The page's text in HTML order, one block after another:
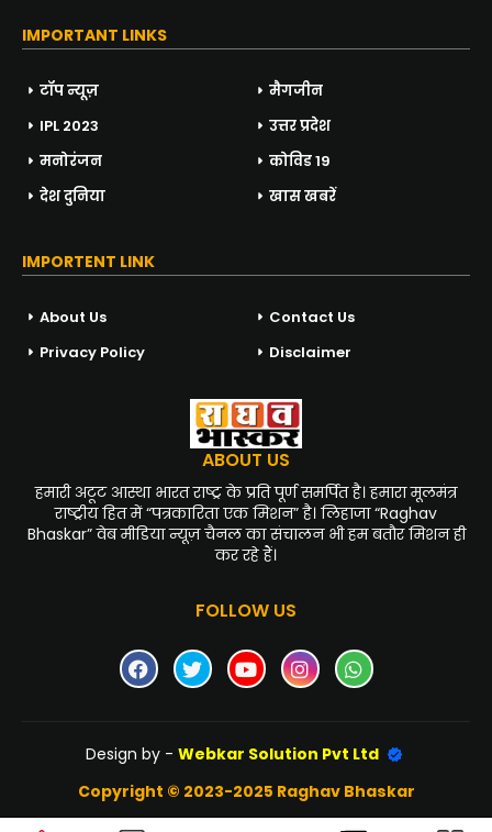
IMPORTANT LINKS
टॉप न्यूज़
मैगजीन
IPL 2023
उत्तर प्रदेश
मनोरंजन
कोविड 19
देश दुनिया
खास खबरें
IMPORTENT LINK
About Us
Contact Us
Privacy Policy
Disclaimer
ABOUT US
हमारी अटूट आस्था भारत राष्ट्र के प्रति पूर्ण समर्पित है। हमारा मूलमंत्र
राष्ट्रीय हित में “पत्रकारिता एक मिशन” है। लिहाजा “Raghav
Bhaskar” वेब मीडिया न्यूज़ चैनल का संचालन भी हम बतौर मिशन ही
कर रहे हैं।
FOLLOW US
Design by - Webkar Solution Pvt Ltd
Copyright © 2023-2025 Raghav Bhaskar